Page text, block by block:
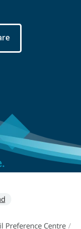
Preference Centre /